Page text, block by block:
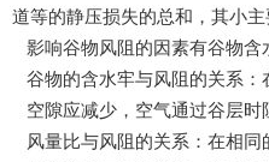
道等的静压损失的总和，其小主
影响谷物风阻的因素有谷物含水串
谷物的含水牢与风阻的关系：
空隙应减少，空气通过谷层时阻
风量比与风阻的关系：在相同的